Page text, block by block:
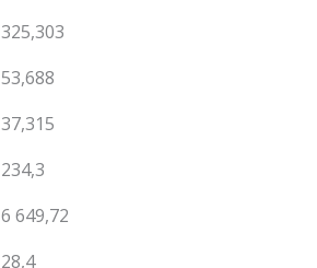
325,303
53,688
37,315
234,3
6 649,72
28,4